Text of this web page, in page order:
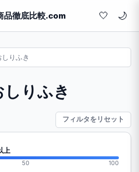
徹底比較.com 🤍
しりふき
しりふき
フィルタをリセット
上
50 100